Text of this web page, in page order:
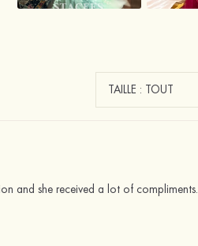
and she received a lot of compliments.